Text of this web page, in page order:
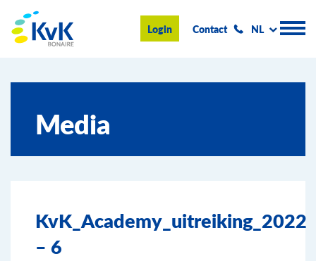
KvK Bonaire
Login Contact NL
Advies en informatie
Ondernemen op Bonaire
Nieuws & Events
Zoeken
Media
KvK_Academy_uitreiking_2022
– 6